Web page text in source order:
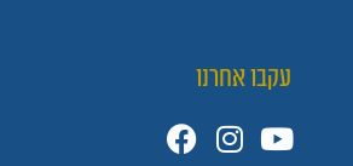
עקבו אחרנו